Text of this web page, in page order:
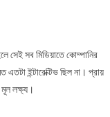
3.0
এর
সম্পর্ক
সেই সব মিডিয়াতে কোম্পানির
ইন্টারেক্টিভ ছিল না। প্রায়
মূল লক্ষ্য।